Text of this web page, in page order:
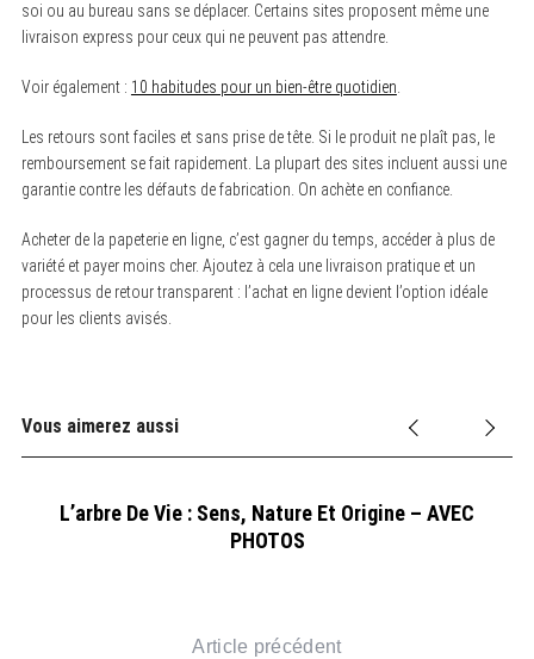
soi ou au bureau sans se déplacer. Certains sites proposent même une
livraison express pour ceux qui ne peuvent pas attendre.
Voir également : 10 habitudes pour un bien-être quotidien
Les retours sont faciles et sans prise de tête. Si le produit ne plaît pas, le
remboursement se fait rapidement. La plupart des sites incluent aussi une
garantie contre les défauts de fabrication. On achète en confiance.
Acheter de la papeterie en ligne, c’est gagner du temps, accéder à plus de
variété et payer moins cher. Ajoutez à cela une livraison pratique et un
processus de retour transparent : l’achat en ligne devient l’option idéale
pour les clients avisés.
Vous aimerez aussi
L’arbre De Vie : Sens, Nature Et Origine – AVEC
PHOTOS
Article précédent
S
a
c
h
f